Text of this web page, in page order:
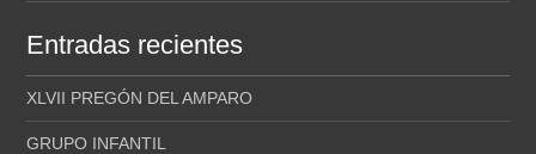
Entradas recientes
XLVII PREGÓN DEL AMPARO
GRUPO INFANTIL